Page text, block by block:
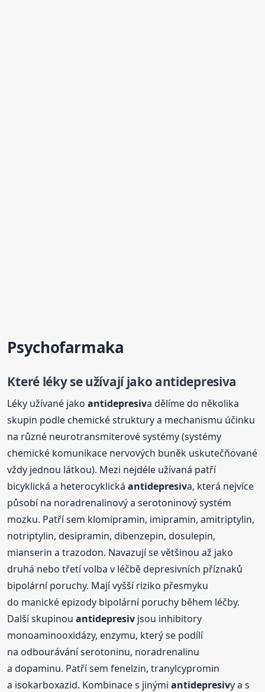
Psychofarmaka
Které léky se užívají jako antidepresiva
Léky užívané jakoantidepresiva dělíme do několika
skupin podle chemické struktury a mechanismu účinku
na různé neurotransmiterové systémy (systémy
chemické komunikace nervových buněk uskutečňované
vždy jednou látkou). Mezi nejdéle užívaná patří
bicyklická a heterocyklickáantidepresiva, která nejvíce
působí na noradrenalinový a serotoninový systém
mozku. Patří sem klomipramin, imipramin, amitriptylin,
notriptylin, desipramin, dibenzepin, dosulepin,
mianserin a trazodon. Navazují se většinou až jako
druhá nebo třetí volba v léčbě depresivních příznaků
bipolární poruchy. Mají vyšší riziko přesmyku
do manické epizody bipolární poruchy během léčby.
Další skupinouantidepresiv jsou inhibitory
monoaminooxidázy, enzymu, který se podílí
na odbourávání serotoninu, noradrenalinu
a dopaminu. Patří sem fenelzin, tranylcypromin
a isokarboxazid. Kombinace s jinýmiantidepresivy a s